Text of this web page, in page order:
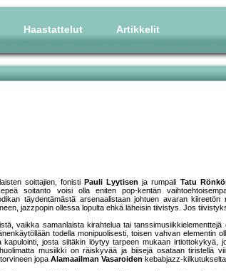
Haastattelut Artikkelit
soittajien, fonisti Pauli Lyytisen ja rumpali Tatu
soitanto voisi olla eniten pop-kentän
täydentämästä arsenaalistaan johtuen avaran
jazzpopin ollessa lopulta ehkä läheisin tiivistys. Jos
vaikka samanlaista kirahtelua tai tanssimusiikkielementtejä
todella monipuolisesti, toisen vahvan elementin
josta siitäkin löytyy tarpeen mukaan irtiottokykyä,
musiikki on räiskyvää ja biisejä osataan tiristellä
jopa Alamaailman Vasaroiden kebabjazz-